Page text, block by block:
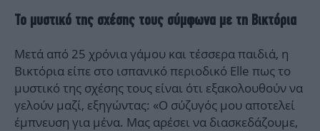
Το μυστικό της σχέσης τους σύμφωνα με τη Βικτόρια
Μετά από 25 χρόνια γάμου και τέσσερα παιδιά, η
Βικτόρια είπε στο ισπανικό περιοδικό Elle πως το
μυστικό της σχέσης τους είναι ότι εξακολουθούν να
γελούν μαζί, εξηγώντας: «Ο σύζυγός μου αποτελεί
έμπνευση για μένα. Μας αρέσει να διασκεδάζουμε,